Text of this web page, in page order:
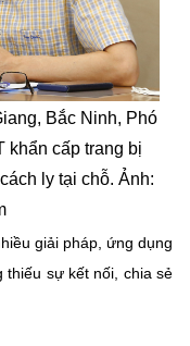
Bắc Ninh, Phó
khẩn cấp trang bị
ly tại chỗ. Ảnh:
giải pháp, ứng dụng
thiếu sự kết nối, chia sẻ